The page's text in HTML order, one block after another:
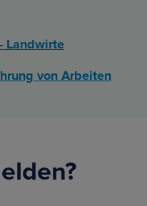
Landwirte
von Arbeiten